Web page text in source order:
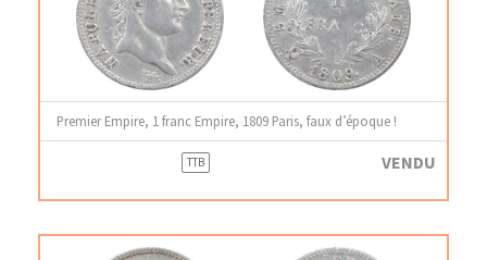
Premier Empire, 1 franc Empire, 1809 Paris, faux d’époque !
TTB VENDU